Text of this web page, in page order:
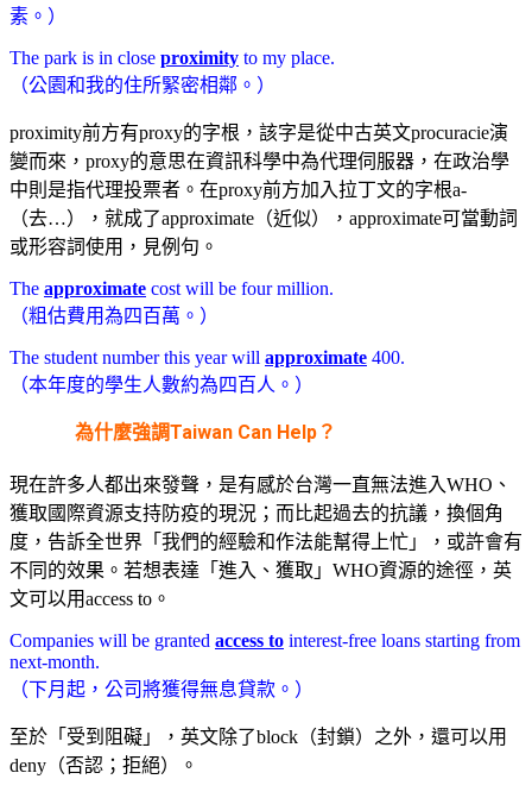
素。）
The park is in close proximity to my place.
（公園和我的住所緊密相鄰。）
proximity前方有proxy的字根，該字是從中古英文procuracie演
變而來，proxy的意思在資訊科學中為代理伺服器，在政治學
中則是指代理投票者。在proxy前方加入拉丁文的字根a-
（去…），就成了approximate（近似），approximate可當動詞
或形容詞使用，見例句。
The approximate cost will be four million.
（粗估費用為四百萬。）
The student number this year will approximate 400.
（本年度的學生人數約為四百人。）
為什麼強調Taiwan Can Help？
現在許多人都出來發聲，是有感於台灣一直無法進入WHO、
獲取國際資源支持防疫的現況；而比起過去的抗議，換個角
度，告訴全世界「我們的經驗和作法能幫得上忙」，或許會有
不同的效果。若想表達「進入、獲取」WHO資源的途徑，英
文可以用access to。
Companies will be granted access to interest-free loans starting from
next-month.
（下月起，公司將獲得無息貸款。）
至於「受到阻礙」，英文除了block（封鎖）之外，還可以用
deny（否認；拒絕）。